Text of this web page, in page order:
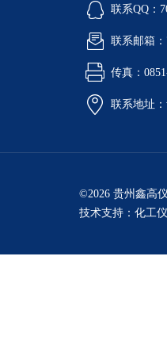
联系QQ：
联系邮箱：
传真：
联系地址
©2026 贵州鑫高
技术支持： 化工